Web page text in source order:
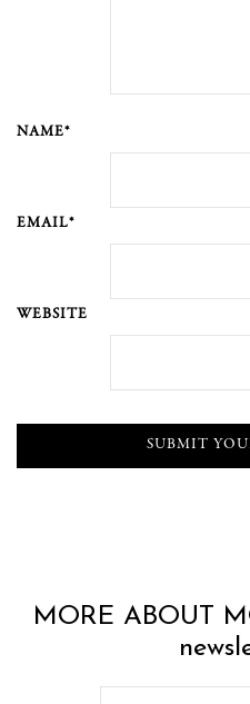
NAME*
EMAIL*
WEBSITE
MORE ABOUT